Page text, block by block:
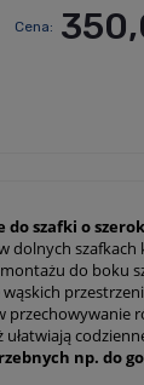
Cena:
do szafki o
dolnych szafkach
do boku
przechowywanie
np. do